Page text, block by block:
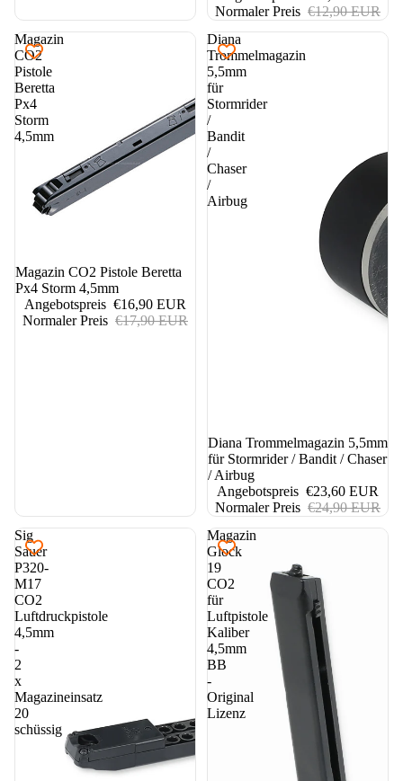
Normaler Preis €12,90 EUR
Magazin
CO2
Pistole
Beretta
Px4
Storm
4,5mm
6%
Magazin CO2 Pistole Beretta
Px4 Storm 4,5mm
Angebotspreis €16,90 EUR
Normaler Preis €17,90 EUR
Diana
Trommelmagazin
5,5mm
für
Stormrider
/
Bandit
/
Chaser
/
Airbug
5%
Diana Trommelmagazin 5,5mm
für Stormrider / Bandit / Chaser
/ Airbug
Angebotspreis €23,60 EUR
Normaler Preis €24,90 EUR
Sig
Sauer
P320-
M17
CO2
Luftdruckpistole
4,5mm
-
2
x
Magazineinsatz
20
schüssig
Magazin
Glock
19
CO2
für
Luftpistole
Kaliber
4,5mm
BB
-
Original
Lizenz